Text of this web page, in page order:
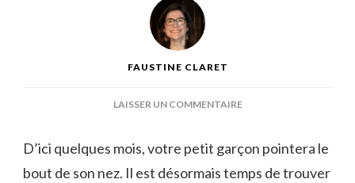
FAUSTINE CLARET
LAISSER UN COMMENTAIRESUR
DE
PRÉNOMS
D’ici quelques mois, votre petit garçon pointera le
bout de son nez. Il est désormais temps de trouver